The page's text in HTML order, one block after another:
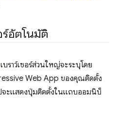
ร์อัตโนมัติ
เบราว์เซอร์ส่วนใหญ่จะระบุโดย
Web App ของคุณติดตั้ง
จะแสดงปุ่มติดตั้งในแถบออมนิบ็